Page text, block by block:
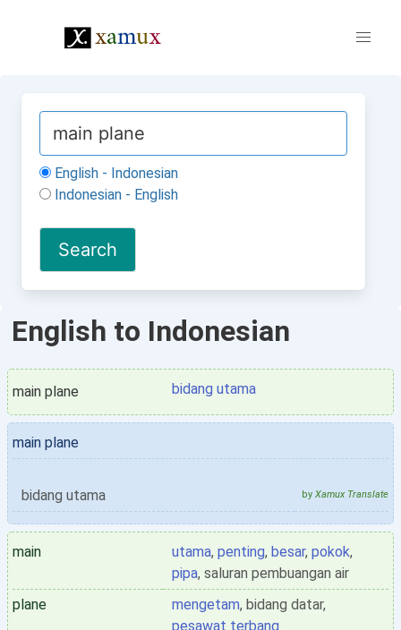
English - Indonesian
Indonesian - English
English to Indonesian
main plane bidang utama
main plane
bidang utama by Xamux Translate
main utama, penting, besar, pokok,
pipa, saluran pembuangan air
plane
mengetam, bidang datar,
pesawat terbang